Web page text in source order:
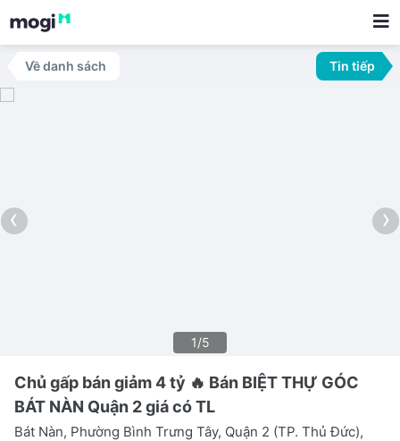
Về danh sách Tin tiếp
‹ ›
1/5
Chủ gấp bán giảm 4 tỷ 🔥 Bán BIỆT THỰ GÓC
BÁT NÀN Quận 2 giá có TL
Bát Nàn, Phường Bình Trưng Tây, Quận 2 (TP. Thủ Đức),